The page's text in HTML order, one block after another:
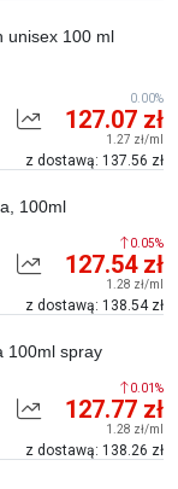
unisex 100 ml
127.07 zł
1.27 zł/ml
z dostawą: 137.56 zł
0.00%
100ml
127.54 zł
1.28 zł/ml
z dostawą: 138.54 zł
0.05%
100ml spray
127.77 zł
1.28 zł/ml
z dostawą: 138.26 zł
0.01%